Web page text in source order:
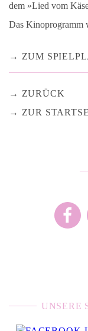
dem »Lied vom
Das Kinoprogramm
ZUM
ZURÜCK
ZUR
UNSERE